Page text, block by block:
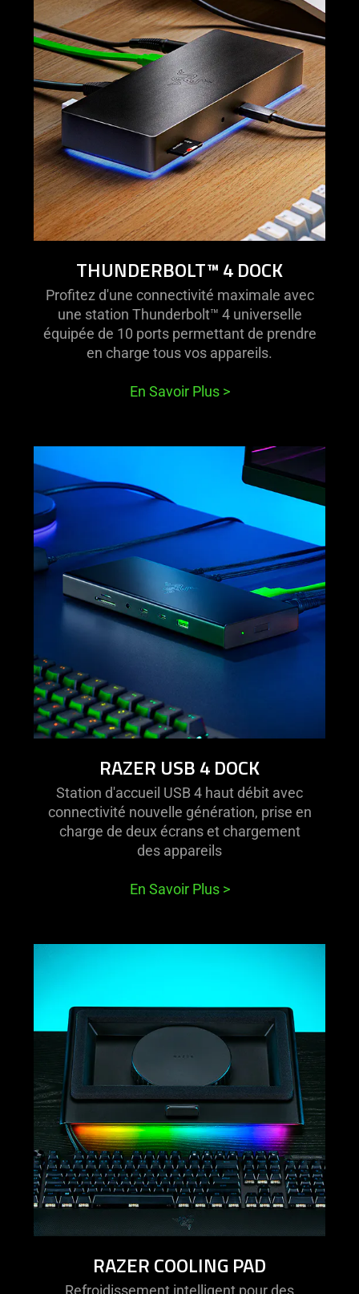
spoken;
visuals
provide
additional
information.
THUNDERBOLT™ 4 DOCK
Profitez d'une connectivité maximale avec
une station Thunderbolt™ 4 universelle
équipée de 10 ports permettant de prendre
en charge tous vos appareils.
En Savoir Plus >
RAZER USB 4 DOCK
Station d'accueil USB 4 haut débit avec
connectivité nouvelle génération, prise en
charge de deux écrans et chargement
des appareils
En Savoir Plus >
RAZER COOLING PAD
Refroidissement intelligent pour des